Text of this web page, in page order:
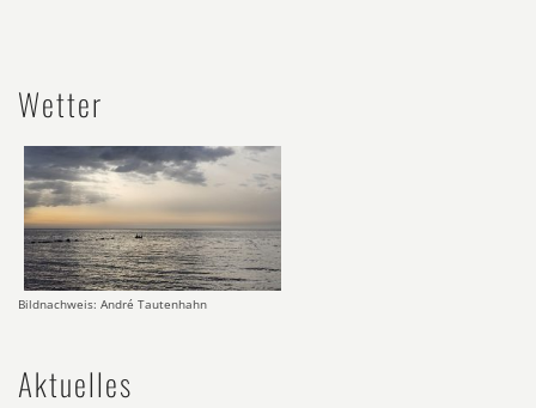
Wetter
Bildnachweis: André Tautenhahn
Aktuelles